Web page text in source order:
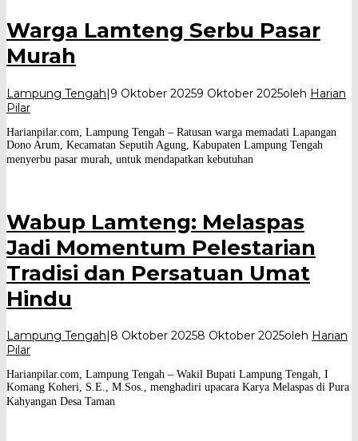
Warga Lamteng Serbu Pasar
Murah
Lampung Tengah|9 Oktober 20259 Oktober 2025oleh Harian
Pilar
Harianpilar.com, Lampung Tengah – Ratusan warga memadati Lapangan
Dono Arum, Kecamatan Seputih Agung, Kabupaten Lampung Tengah
menyerbu pasar murah, untuk mendapatkan kebutuhan
Wabup Lamteng: Melaspas
Jadi Momentum Pelestarian
Tradisi dan Persatuan Umat
Hindu
Lampung Tengah|8 Oktober 20258 Oktober 2025oleh Harian
Pilar
Harianpilar.com, Lampung Tengah – Wakil Bupati Lampung Tengah, I
Komang Koheri, S.E., M.Sos., menghadiri upacara Karya Melaspas di Pura
Kahyangan Desa Taman